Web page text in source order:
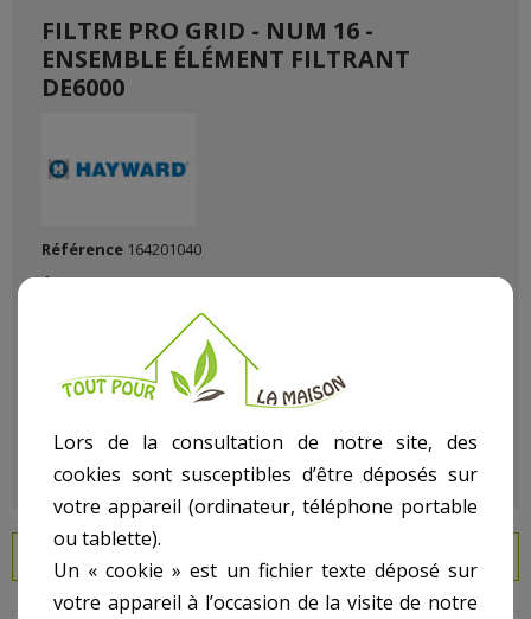
FILTRE PRO GRID - NUM 16 -
ENSEMBLE ÉLÉMENT FILTRANT
DE6000
Référence 164201040
Lors de la consultation de notre site, des
cookies sont susceptibles d’être déposés sur
votre appareil (ordinateur, téléphone portable
ou tablette).
Un « cookie » est un fichier texte déposé sur
votre appareil à l’occasion de la visite de notre